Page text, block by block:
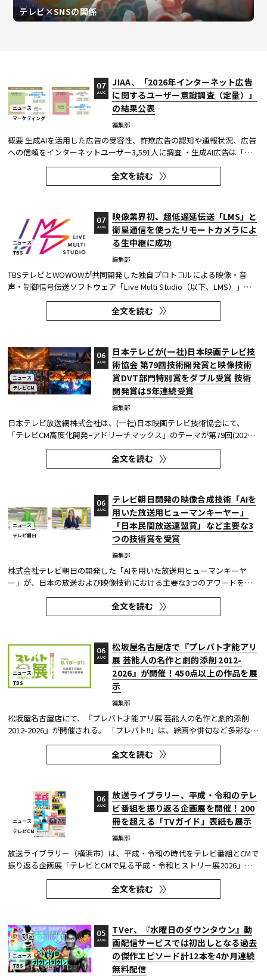
テレビ×SNSの関係
ニュース
マーケティング
JIAA、「2026年インターネット広告
に関するユーザー意識調査（定量）」
の結果公表
編集部
07
AUG
概要 生成AIを活用した広告の受容性、詐欺広告の認知や通報状況、広告
への信頼をインターネットユーザー3,591人に調査 ・生成AI広告は「条
件が整えば活用してよい」が52.0%。AI活用の明示や権利処理など、透
明性への配慮が受容の前提になる。 ・詐欺広告は各タイプとも70％の認
知があり、過去1年以内の接触経験は10～20％台。一方、通報経...
全文を読む
ニュース
TBS
映像業界初、超低遅延伝送「LMS」と
衛星通信を使ったリモートカメラによ
る生中継に成功
編集部
07
AUG
TBSテレビとWOWOWが共同開発した独自プロトコルによる映像・音
声・制御信号伝送ソフトウェア「Live Multi Studio（以下、LMS）」
が、JCOM株式会社（以下、J:COM）の生中継の特別番組に採用され
た。2026年6月16日にJ:COMが放送した『北海道神宮例祭 神輿渡御』に
おいて、J:COMチャンネル（※1）、地域情報アプリ「ど・ろーかる」
全文を読む
ニュース
テレビCM
日本テレビが(一社)日本映画テレビ技
術協会 第79回技術開発賞と映像技術
賞DVT部門特別賞をダブル受賞 技術
開発賞は5年連続受賞
編集部
06
AUG
日本テレビ放送網株式会社は、(一社)日本映画テレビ技術協会にて、
「テレビCM高度化開発−アドリーチマックス」のテーマが第79回(2025
年度)技術開発賞を、「TOKYO巫女忍者」が映像技術賞 DVT(デジタルビ
ジュアル技術)部門 特別賞を受賞したことを発表した。技術開発賞部門
では、昨年に続き5年連続の受賞となる。 この賞は毎年、放送に関連
全文を読む
ニュース
テレビ朝日
テレビ朝日開発の映像合成技術「AIを
用いた放送用ヒューマンキーヤー」
「日本民間放送連盟賞」など主要な3
つの技術賞を受賞
編集部
06
AUG
株式会社テレビ朝日の開発した「AIを用いた放送用ヒューマンキーヤ
ー」が、日本の放送および映像技術における主要な3つのアワードを受
賞した。 本開発は、人物像認識AIと最新のXR技術を組み合わせたシステ
ムであり、その革新性と実用性が業界内で高い評価を獲得している。
【受賞アワード一覧】 ●2025年 日本民間放送連盟賞 技術部門優...
全文を読む
ニュース
TBS
松坂屋名古屋店で『プレバト才能アリ
展 芸能人の名作と劇的添削 2012-
2026』が開催！450点以上の作品を展
示
編集部
06
AUG
松坂屋名古屋店にて、『プレバト才能アリ展 芸能人の名作と劇的添削
2012-2026』が開催される。 「プレバト!!」は、絵画や俳句など多彩な芸
術ジャンルに芸能人が挑戦し、その作品を超一流の講師陣が才能アリ/ナ
シで厳しく査定する教養バラエティー番組だ。 本展では、定番ジャンル
の俳句・水彩画から、大漁旗や黒板アートといった巨大作品...
全文を読む
ニュース
テレビCM
放送ライブラリー、平成・令和のテレ
ビ番組を振り返る企画展を開催！200
冊を超える「TVガイド」表紙も展示
編集部
06
AUG
放送ライブラリー（横浜市）は、平成・令和の時代をテレビ番組とCMで
振り返る企画展「テレビとCMで見る平成・令和ヒストリー展2026」を8
月7日～9月27日に開催する。
全文を読む
ニュース
TBS
TVer、『水曜日のダウンタウン』動
画配信サービスでは初出しとなる過去
の傑作エピソード計12本を4か月連続
無料配信
05
AUG